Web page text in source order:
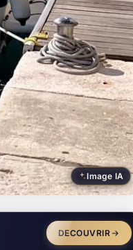
Image IA
DECOUVRIR